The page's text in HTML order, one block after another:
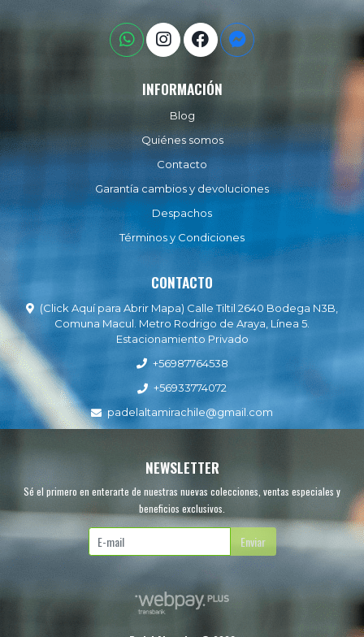
INFORMACIÓN
Blog
Quiénes somos
Contacto
Garantía cambios y devoluciones
Despachos
Términos y Condiciones
CONTACTO
(Click Aquí para Abrir Mapa) Calle Tiltil 2640 Bodega N3B,
Comuna Macul. Metro Rodrigo de Araya, Línea 5.
Estacionamiento Privado
+56987764538
+56933774072
padelaltamirachile@gmail.com
NEWSLETTER
Sé el primero en enterarte de nuestras nuevas colecciones, ventas especiales y
beneficios exclusivos.
Enviar